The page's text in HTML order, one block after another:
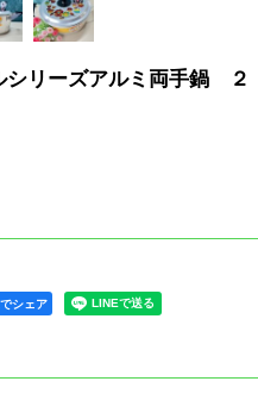
リーズアルミ両手鍋 ２
シェア